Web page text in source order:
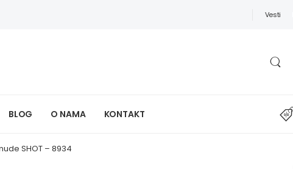
Vesti
BLOG O NAMA KONTAKT
SHOT – 8934